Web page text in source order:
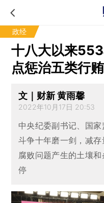
政经
十八大以来
点惩治五类行贿
文｜财新 黄雨馨
2022年10月17日 20:53
中央纪委副书记、国
斗争十年磨一剑，减
腐败问题产生的土壤
停